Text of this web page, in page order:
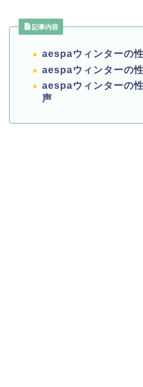
記事内容
aespaウィンターの
aespaウィンターの
aespaウィンターの
声